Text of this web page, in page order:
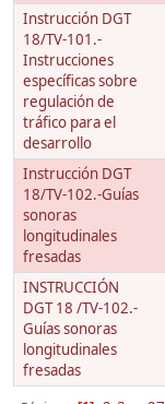
Instrucción DGT
18/TV-101.-
Instrucciones
específicas sobre
regulación de
tráfico para el
desarrollo
Instrucción DGT
18/TV-102.-Guías
sonoras
longitudinales
fresadas
INSTRUCCIÓN
DGT 18 /TV-102.-
Guías sonoras
longitudinales
fresadas